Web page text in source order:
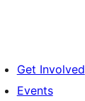
Get Involved
Events